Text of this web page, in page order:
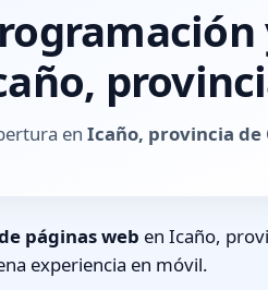
en Icaño, provincia de
páginas web en Icaño,
experiencia en móvil.